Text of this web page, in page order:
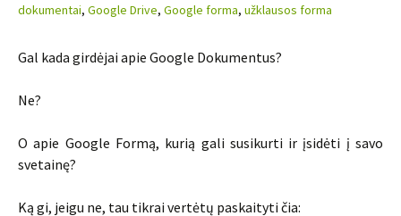
dokumentai, Google Drive, Google forma, užklausos forma
Gal kada girdėjai apie Google Dokumentus?
Ne?
O apie Google Formą, kurią gali susikurti ir įsidėti į savo
svetainę?
Ką gi, jeigu ne, tau tikrai vertėtų paskaityti čia: